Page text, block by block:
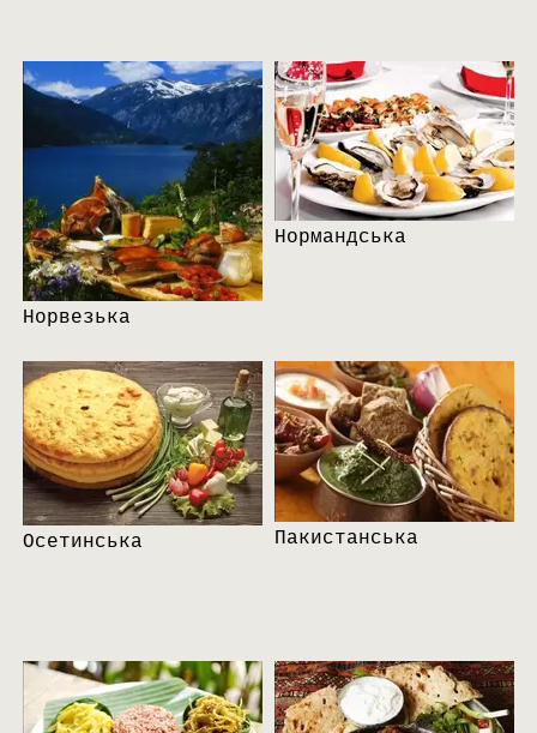
Норвезька
Нормандська
Осетинська Пакистанська